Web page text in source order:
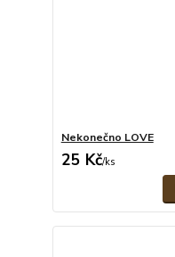
Nekonečno LOVE
25 Kč/ks